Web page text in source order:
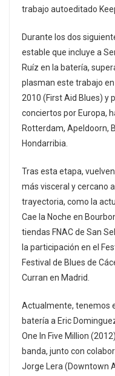
trabajo autoeditado
Durante los dos
estable que incluye a
Ruíz en la batería,
plasman este trabajo
2010 (First Aid Blues) y
conciertos por Europa,
Rotterdam, Apeldoorn,
Hondarribia.
Tras esta etapa,
más visceral y cercano
trayectoria, como la
Cae la Noche en
tiendas FNAC de San
la participación en el
Festival de Blues de
Curran en Madrid.
Actualmente, tenemos
batería a Eric
One In Five Million
banda, junto con
Jorge Lera (Downtown